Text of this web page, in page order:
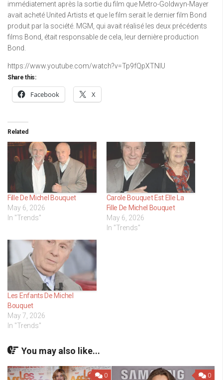
immédiatement après la sortie du film que Metro-Goldwyn-Mayer
avait acheté United Artists et que le film serait le dernier film Bond
produit par la société. MGM, qui avait réalisé les deux précédents
films Bond, était responsable de cela, leur dernière production
Bond.
https://www.youtube.com/watch?v=Tp9fQpXTNIU
Share this:
Facebook X
Related
Fille De Michel Bouquet
May 6, 2026
In "Trends"
Carole Bouquet Est Elle La
Fille De Michel Bouquet
May 6, 2026
In "Trends"
Les Enfants De Michel
Bouquet
May 7, 2026
In "Trends"
You may also like...
0 0